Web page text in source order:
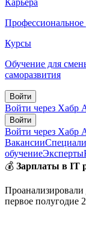
Карьера
Профессиональное
Курсы
Обучение для
саморазвития
Войти
Войти через Хабр
Войти
Войти через Хабр
Вакансии
обучениеЭксперты
💰 Зарплаты в IT
Проанализировали
первое полугодие